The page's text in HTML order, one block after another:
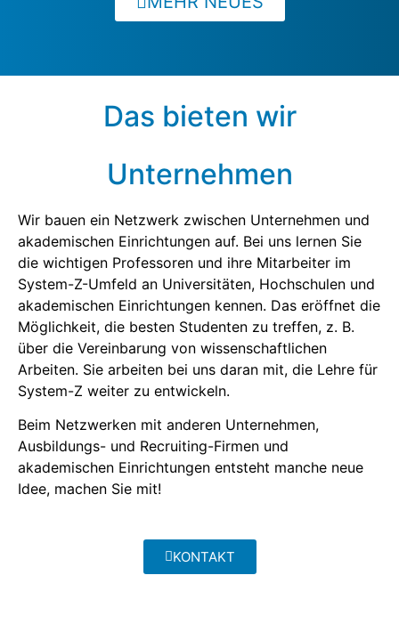
Das bieten wir
Unternehmen
Wir bauen ein Netzwerk zwischen Unternehmen und
akademischen Einrichtungen auf. Bei uns lernen Sie
die wichtigen Professoren und ihre Mitarbeiter im
System-Z-Umfeld an Universitäten, Hochschulen und
akademischen Einrichtungen kennen. Das eröffnet die
Möglichkeit, die besten Studenten zu treffen, z. B.
über die Vereinbarung von wissenschaftlichen
Arbeiten. Sie arbeiten bei uns daran mit, die Lehre für
System-Z weiter zu entwickeln.
Beim Netzwerken mit anderen Unternehmen,
Ausbildungs- und Recruiting-Firmen und
akademischen Einrichtungen entsteht manche neue
Idee, machen Sie mit!
KONTAKT